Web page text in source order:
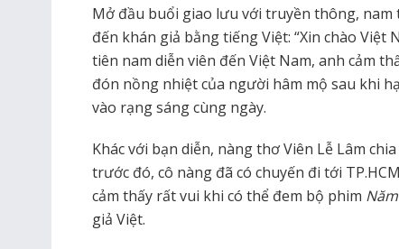
Mở đầu buổi giao lưu với truyền thông, nam
đến khán giả bằng tiếng Việt: “Xin chào Việt
tiên nam diễn viên đến Việt Nam, anh cảm
đón nồng nhiệt của người hâm mộ sau khi
vào rạng sáng cùng ngày.
Khác với bạn diễn, nàng thơ Viên Lễ Lâm
trước đó, cô nàng đã có chuyến đi tới
cảm thấy rất vui khi có thể đem bộ phim
giả Việt.